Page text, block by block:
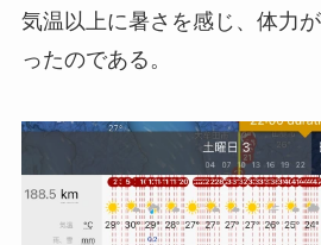
気温以上に暑さを感じ、体力
ったのである。